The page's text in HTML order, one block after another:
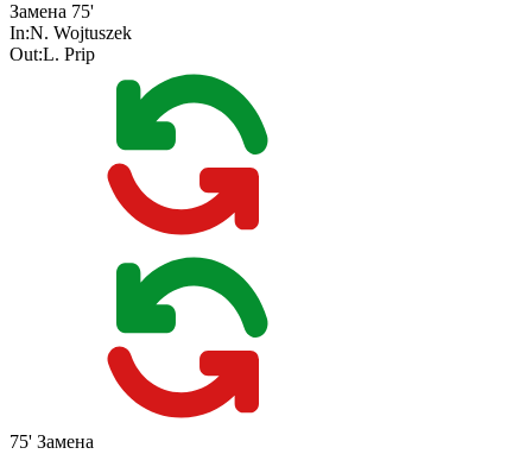
Замена 75'
In:N. Wojtuszek
Out:L. Prip
75' Замена